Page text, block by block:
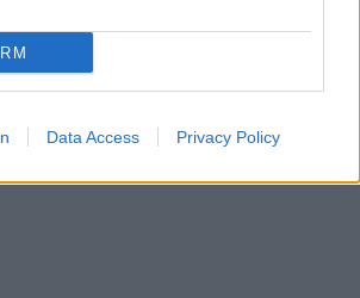
Data Access Privacy Policy